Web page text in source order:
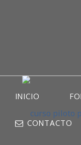
INICIO
CONTACTO